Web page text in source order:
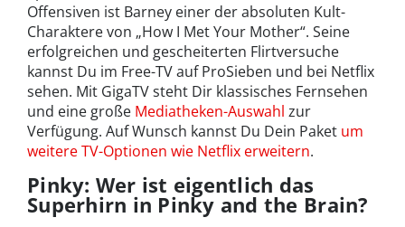
Offensiven ist Barney einer der absoluten Kult-
Charaktere von „How I Met Your Mother“. Seine
erfolgreichen und gescheiterten Flirtversuche
kannst Du im Free-TV auf ProSieben und bei Netflix
sehen. Mit GigaTV steht Dir klassisches Fernsehen
und eine große Mediatheken-Auswahl zur
Verfügung. Auf Wunsch kannst Du Dein Paket um
weitere TV-Optionen wie Netflix erweitern.
Pinky: Wer ist eigentlich das
Superhirn in Pinky and the Brain?